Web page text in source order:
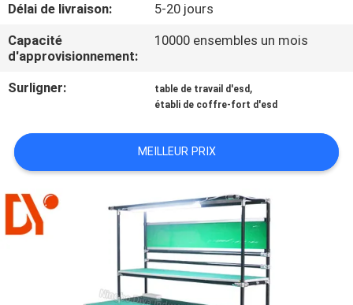
CONTACTEZ-
NOUS
CAS
DEMANDEZ
UNE
Délai de livraison:
5-20 jours
Capacité
d'approvisionnement:
10000 ensembles un mois
Surligner: table de travail d'esd ,
établi de coffre-fort d'esd
MEILLEUR PRIX